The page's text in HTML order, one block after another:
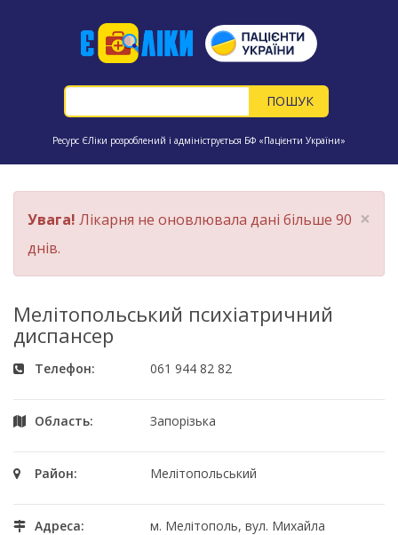
Ресурс ЄЛіки розроблений і адмініструється БФ «Пацієнти України»
×
Увага! Лікарня не оновлювала дані більше 90
днів.
Мелітопольський психіатричний
диспансер
Телефон: 061 944 82 82
Область: Запорізька
Район: Мелітопольський
Адреса:
м. Мелітополь, вул. Михайла